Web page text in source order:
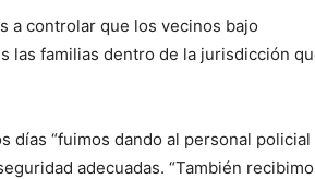
a controlar que los vecinos bajo
las familias dentro de la jurisdicción
días “fuimos dando al personal policial
adecuadas. “También